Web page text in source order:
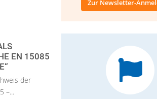
EN 15085 –
der
–...
Zur Newsletter-